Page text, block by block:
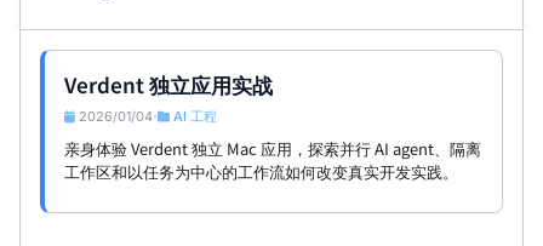
Verdent 独立应用实战
2026/01/04• AI 工程
亲身体验 Verdent 独立 Mac 应用，探索并行 AI agent、隔离
工作区和以任务为中心的工作流如何改变真实开发实践。